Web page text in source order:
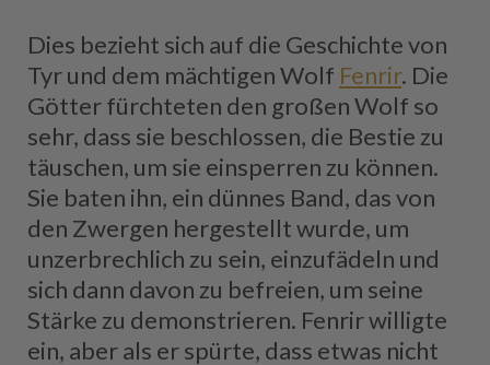
Dies bezieht sich auf die Geschichte von
Tyr und dem mächtigen Wolf Fenrir. Die
Götter fürchteten den großen Wolf so
sehr, dass sie beschlossen, die Bestie zu
täuschen, um sie einsperren zu können.
Sie baten ihn, ein dünnes Band, das von
den Zwergen hergestellt wurde, um
unzerbrechlich zu sein, einzufädeln und
sich dann davon zu befreien, um seine
Stärke zu demonstrieren. Fenrir willigte
ein, aber als er spürte, dass etwas nicht